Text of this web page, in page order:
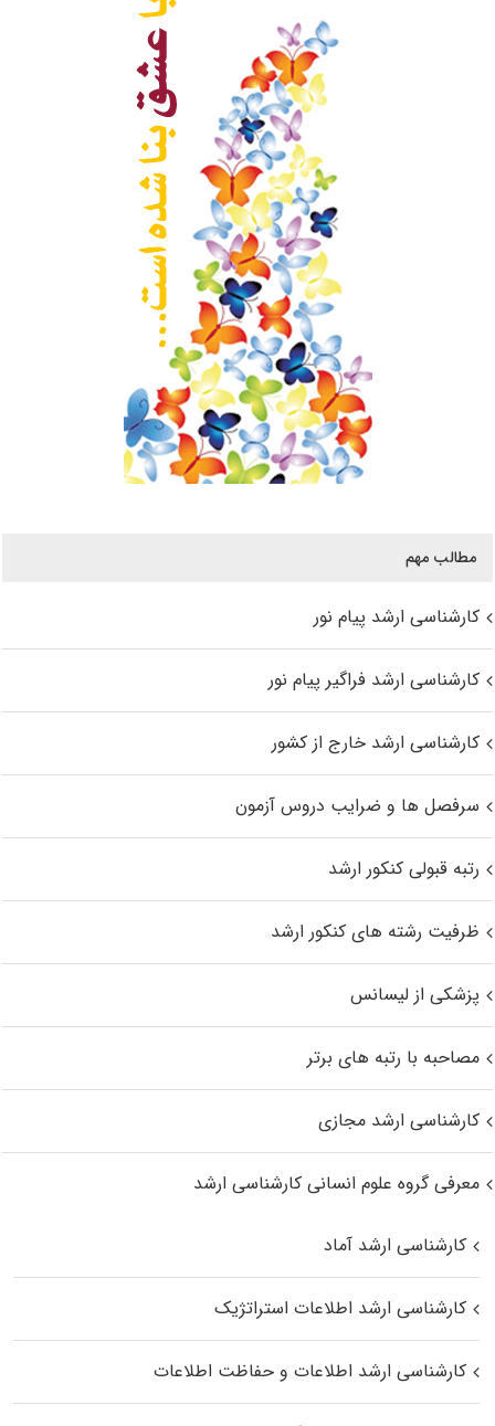
مطالب مهم
کارشناسی ارشد پیام نور
کارشناسی ارشد فراگیر پیام نور
کارشناسی ارشد خارج از کشور
سرفصل ها و ضرایب دروس آزمون
رتبه قبولی کنکور ارشد
ظرفیت رشته های کنکور ارشد
پزشکی از لیسانس
مصاحبه با رتبه های برتر
کارشناسی ارشد مجازی
معرفی گروه علوم انسانی کارشناسی ارشد
کارشناسی ارشد آماد
کارشناسی ارشد اطلاعات استراتژیک
کارشناسی ارشد اطلاعات و حفاظت اطلاعات